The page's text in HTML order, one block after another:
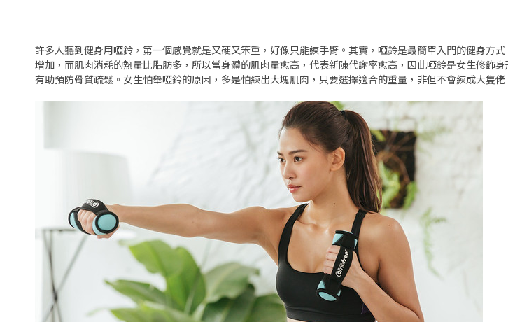
許多人聽到健身用啞鈴，第一個感覺就是又硬又笨重，好像只能練手臂。其實，啞鈴是最簡單入門的健身方
增加，而肌肉消耗的熱量比脂肪多，所以當身體的肌肉量愈高，代表新陳代謝率愈高，因此啞鈴是女生修飾
有助預防骨質疏鬆。女生怕舉啞鈴的原因，多是怕練出大塊肌肉，只要選擇適合的重量，非但不會練成大隻